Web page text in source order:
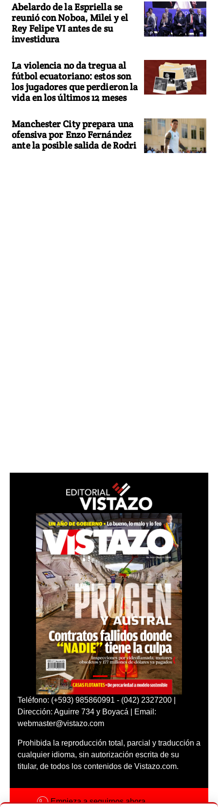
Abelardo de la Espriella se
reunió con Noboa, Milei y el
Rey Felipe VI antes de su
investidura
La violencia no da tregua al
fútbol ecuatoriano: estos son
los jugadores que perdieron la
vida en los últimos 12 meses
Manchester City prepara una
ofensiva por Enzo Fernández
ante la posible salida de Rodri
Teléfono: (+593) 985860991 - (042) 2327200 |
Dirección: Aguirre 734 y Boyacá | Email:
webmaster@vistazo.com
Prohibida la reproducción total, parcial y traducción a
cualquier idioma, sin autorización escrita de su
titular, de todos los contenidos de Vistazo.com.
Empieza a seguirnos ahora